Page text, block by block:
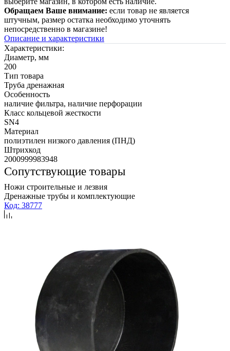
Обращаем Ваше внимание: если товар не является
штучным, размер остатка необходимо уточнять
непосредственно в магазине!
Описание и характеристики
Характеристики:
Диаметр, мм
200
Тип товара
Труба дренажная
Особенность
наличие фильтра, наличие перфорации
Класс кольцевой жесткости
SN4
Материал
полиэтилен низкого давления (ПНД)
Штрихкод
2000999983948
Сопутствующие товары
Ножи строительные и лезвия
Дренажные трубы и комплектующие
Код: 38777